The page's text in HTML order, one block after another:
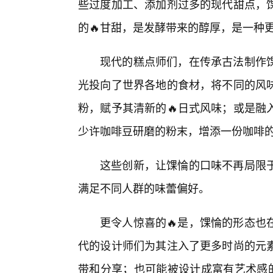
些过度加工、添加剂过多的现代甜点
的🔥甘甜，是发酵带来的醇厚，是一种
现代的糕点师们，在传承古法制作
光投向了世界各地的食材，将不同的
粉，赋予其清新的🔥日式风味；或是
少许咖啡豆研磨的粉末，增添一份咖啡
这些创新，让馃惀的口味不再局限
满足不同人群的味蕾偏好。
更令人惊喜的🔥是，馃惀的形态
代的设计师们为其注入了更多时尚的
带和分享；也可能被设计成富有艺术